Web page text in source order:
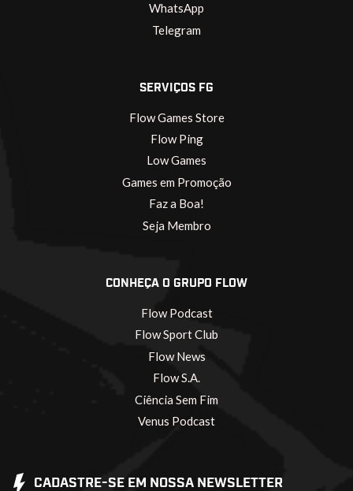
WhatsApp
Telegram
SERVIÇOS FG
Flow Games Store
Flow Ping
Low Games
Games em Promoção
Faz a Boa!
Seja Membro
CONHEÇA O GRUPO FLOW
Flow Podcast
Flow Sport Club
Flow News
Flow S.A.
Ciência Sem Fim
Venus Podcast
CADASTRE-SE EM NOSSA NEWSLETTER